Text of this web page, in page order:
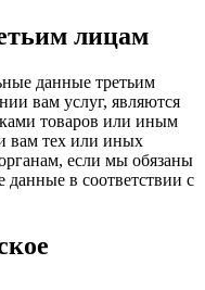
лицам
данные третьим
вам услуг, являются
товаров или иным
вам тех или иных
если мы обязаны
в соответствии с